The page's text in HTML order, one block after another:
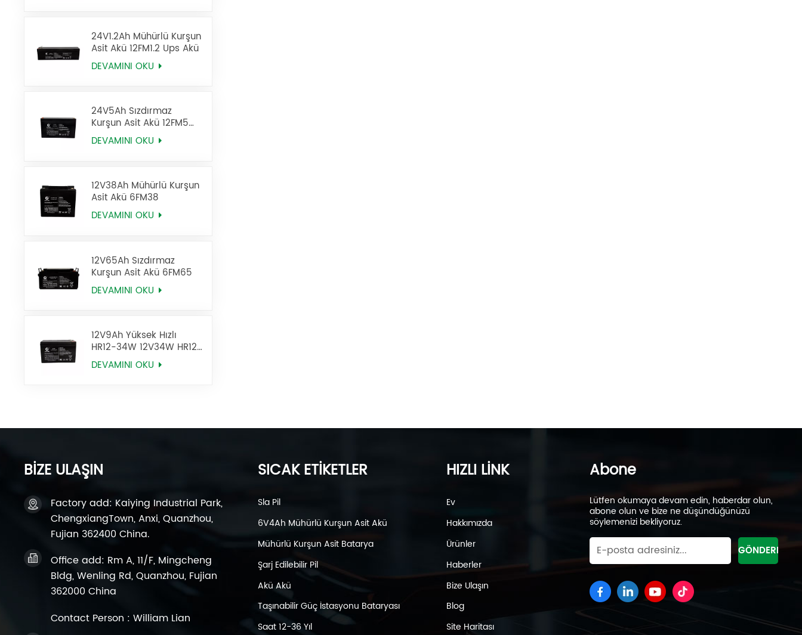
24V1.2Ah Mühürlü Kurşun
Asit Akü 12FM1.2 Ups Akü
DEVAMINI OKU
24V5Ah Sızdırmaz
Kurşun Asit Akü 12FM5
UPS Aküsü
DEVAMINI OKU
12V38Ah Mühürlü Kurşun
Asit Akü 6FM38
DEVAMINI OKU
12V65Ah Sızdırmaz
Kurşun Asit Akü 6FM65
DEVAMINI OKU
12V9Ah Yüksek Hızlı
HR12-34W 12V34W HR12-
9 Sla AGM Batarya
DEVAMINI OKU
BİZE ULAŞIN
Factory add: Kaiying Industrial Park,
ChengxiangTown, Anxi, Quanzhou,
Fujian 362400 China.
Office add: Rm A, 11/F, Mingcheng
Bldg, Wenling Rd, Quanzhou, Fujian
362000 China
Contact Person : William Lian
SICAK ETİKETLER
Sla Pil
6V4Ah Mühürlü Kurşun Asit Akü
Mühürlü Kurşun Asit Batarya
Şarj Edilebilir Pil
Akü Akü
Taşınabilir Güç İstasyonu Bataryası
Saat 12-36 Yıl
HIZLI LİNK
Ev
Hakkımızda
Ürünler
Haberler
Bize Ulaşın
Blog
Site Haritası
Abone
Lütfen okumaya devam edin, haberdar olun,
abone olun ve bize ne düşündüğünüzü
söylemenizi bekliyoruz.